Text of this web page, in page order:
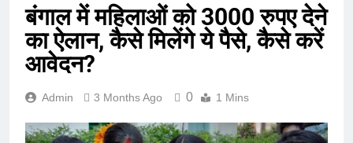
बंगाल में महिलाओं को 3000 रुपए देने
का ऐलान, कैसे मिलेंगे ये पैसे, कैसे करें
आवेदन?
Admin 3 Months Ago 0 1 Mins